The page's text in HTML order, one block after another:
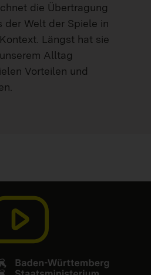
die Übertragung
der Welt der Spiele in
Längst hat sie
Alltag
Vorteilen und